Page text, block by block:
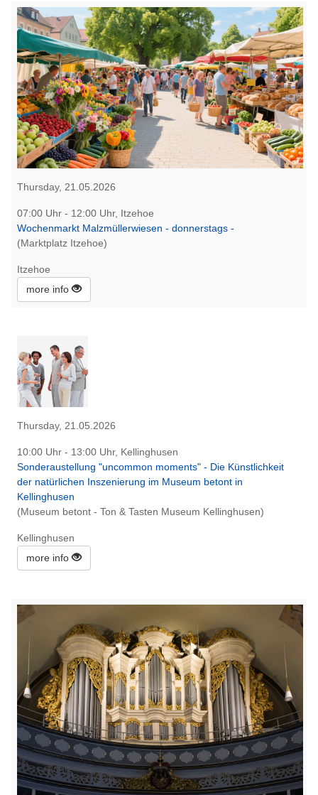
Thursday, 21.05.2026
07:00 Uhr - 12:00 Uhr, Itzehoe
Wochenmarkt Malzmüllerwiesen - donnerstags -
(Marktplatz Itzehoe)
Itzehoe
more info
Thursday, 21.05.2026
10:00 Uhr - 13:00 Uhr, Kellinghusen
Sonderaustellung "uncommon moments" - Die Künstlichkeit
der natürlichen Inszenierung im Museum betont in
Kellinghusen
(Museum betont - Ton & Tasten Museum Kellinghusen)
Kellinghusen
more info